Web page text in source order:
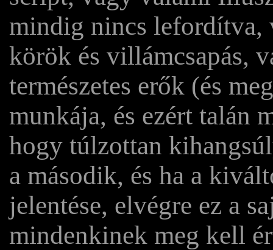
mindig nincs lefordítva,
körök és villámcsapás,
természetes erők (és
munkája, és ezért talán
hogy túlzottan
a második, és ha a
jelentése, elvégre ez a
mindenkinek meg kell